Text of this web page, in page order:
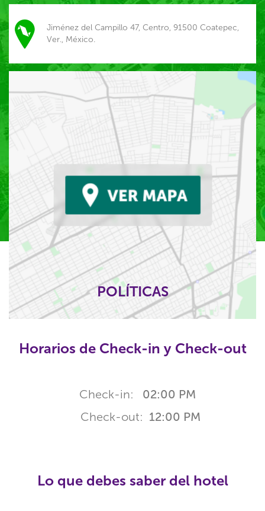
Jiménez del Campillo 47, Centro, 91500 Coatepec,
Ver., México.
POLÍTICAS
Horarios de Check-in y Check-out
Check-in: 02:00 PM
Check-out: 12:00 PM
Lo que debes saber del hotel